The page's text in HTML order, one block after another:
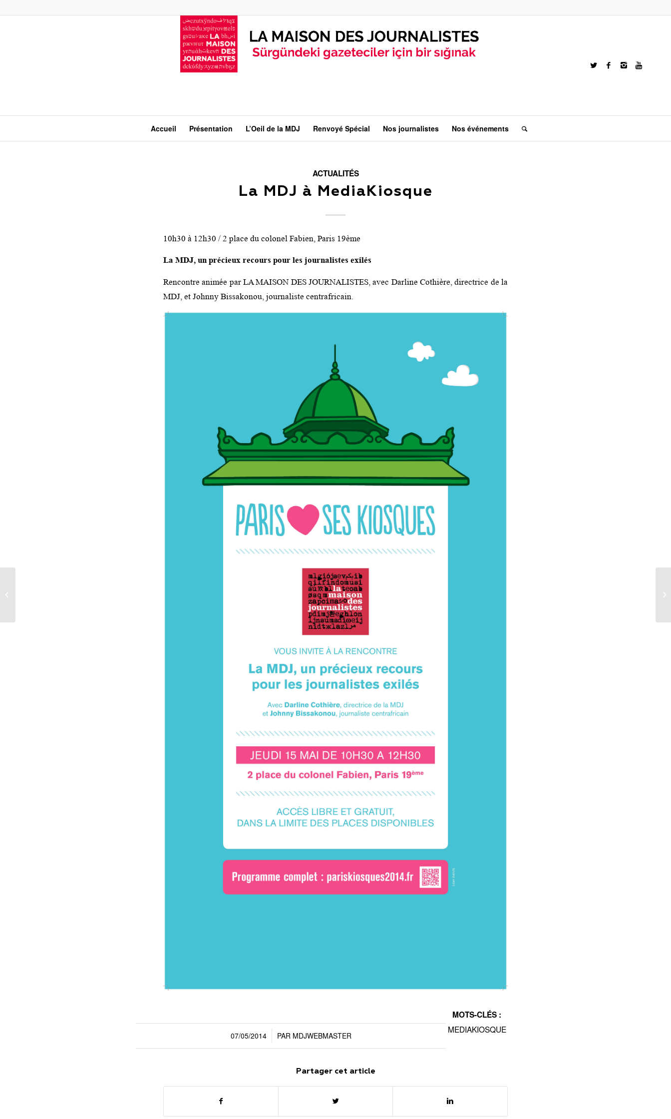
Accueil Présentation L’Oeil de la MDJ Renvoyé Spécial Nos journalistes Nos événements
ACTUALITÉS
La MDJ à MediaKiosque
10h30 à 12h30 / 2 place du colonel Fabien, Paris 19ème
La MDJ, un précieux recours pour les journalistes exilés
Rencontre animée par LA MAISON DES JOURNALISTES, avec Darline Cothière, directrice de la
MDJ, et Johnny Bissakonou, journaliste centrafricain.
07/05/2014
/ PAR MDJWEBMASTER
MOTS-CLÉS :
MEDIAKIOSQUE
Partager cet article